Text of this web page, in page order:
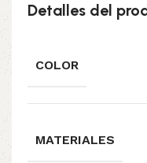
Detalles del
COLOR
MATERIALES